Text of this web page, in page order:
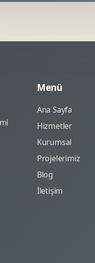
Menü
Ana Sayfa
Hizmetler
Kurumsal
Projelerimiz
Blog
İletişim